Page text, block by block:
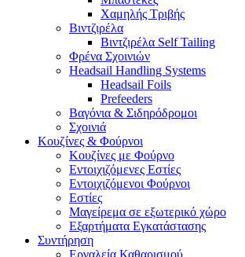
Χαμηλής Τριβής
Βιντζιρέλα
Βιντζιρέλα Self Tailing
Φρένα Σχοινιών
Headsail Handling Systems
Headsail Foils
Prefeeders
Βαγόνια & Σιδηρόδρομοι
Σχοινιά
Κουζίνες & Φούρνοι
Κουζίνες με Φούρνο
Εντοιχιζόμενες Εστίες
Εντοιχιζόμενοι Φούρνοι
Εστίες
Μαγείρεμα σε εξωτερικό χώρο
Εξαρτήματα Εγκατάστασης
Συντήρηση